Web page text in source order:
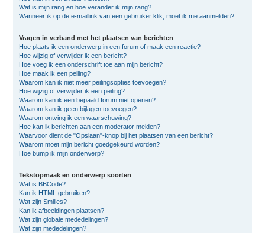
Wat is mijn rang en hoe verander ik mijn rang?
Wanneer ik op de e-maillink van een gebruiker klik, moet ik me aanmelden?
Vragen in verband met het plaatsen van berichten
Hoe plaats ik een onderwerp in een forum of maak een reactie?
Hoe wijzig of verwijder ik een bericht?
Hoe voeg ik een onderschrift toe aan mijn bericht?
Hoe maak ik een peiling?
Waarom kan ik niet meer peilingsopties toevoegen?
Hoe wijzig of verwijder ik een peiling?
Waarom kan ik een bepaald forum niet openen?
Waarom kan ik geen bijlagen toevoegen?
Waarom ontving ik een waarschuwing?
Hoe kan ik berichten aan een moderator melden?
Waarvoor dient de "Opslaan"-knop bij het plaatsen van een bericht?
Waarom moet mijn bericht goedgekeurd worden?
Hoe bump ik mijn onderwerp?
Tekstopmaak en onderwerp soorten
Wat is BBCode?
Kan ik HTML gebruiken?
Wat zijn Smilies?
Kan ik afbeeldingen plaatsen?
Wat zijn globale mededelingen?
Wat zijn mededelingen?